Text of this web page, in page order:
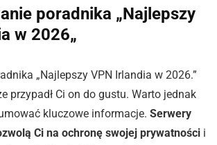
poradnika „Najlepszy
w 2026„
„Najlepszy VPN Irlandia w 2026.”
przypadł Ci on do gustu. Warto jednak
kluczowe informacje. Serwery
Ci na ochronę swojej prywatności i